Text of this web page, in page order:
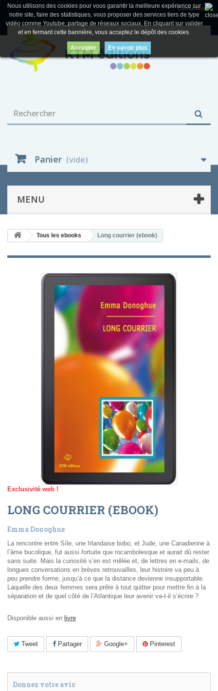
Connexion
Panier (vide)
MENU
Nous utilisons des cookies pour vous garantir la meilleure expérience sur
notre site, faire des statistiques, vous proposer des services tiers de type
vidéo comme Youtube, partage de réseaux sociaux. En cliquant sur valider
et en fermant cette bannière, vous acceptez le dépôt des cookies.
Accepter En savoir plus
Tous les ebooks Long courrier (ebook)
Exclusivité web !
LONG COURRIER (EBOOK)
Emma Donoghue
La rencontre entre Síle, une Irlandaise bobo, et Jude, une Canadienne à
l’âme bucolique, fut aussi fortuite que rocambolesque et aurait dû rester
sans suite. Mais la curiosité s’en est mêlée et, de lettres en e-mails, de
longues conversations en brèves retrouvailles, leur histoire va peu à
peu prendre forme, jusqu’à ce que la distance devienne insupportable.
Laquelle des deux femmes sera prête à tout quitter pour mettre fin à la
séparation et de quel côté de l’Atlantique leur avenir va-t-il s’écrire ?
Disponible aussi en livre
Tweet Partager Google+ Pinterest
Donnez votre avis